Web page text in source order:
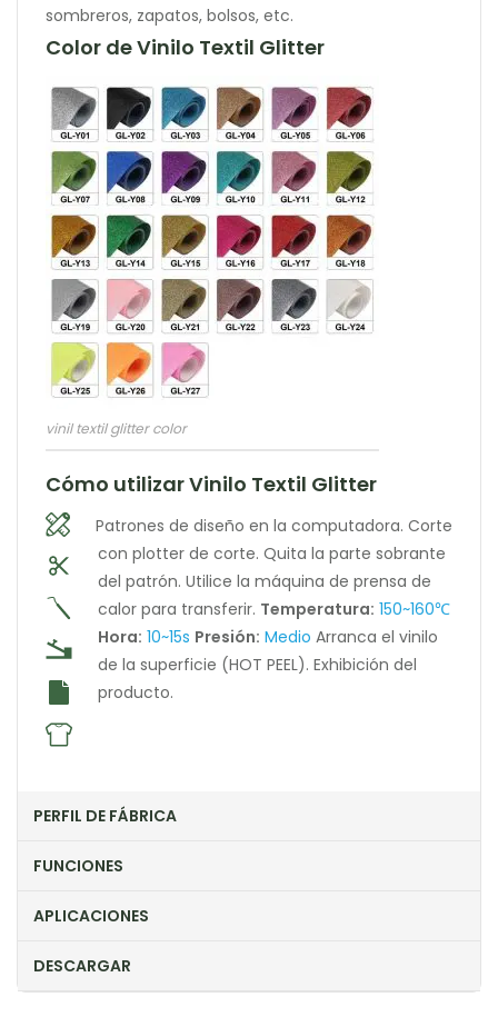
sombreros, zapatos, bolsos, etc.
Color de Vinilo Textil Glitter
vinil textil glitter color
Cómo utilizar Vinilo Textil Glitter
Patrones de diseño en la computadora. Corte
con plotter de corte. Quita la parte sobrante
del patrón. Utilice la máquina de prensa de
calor para transferir. Temperatura: 150~160℃
Hora: 10~15s Presión: Medio Arranca el vinilo
de la superficie (HOT PEEL). Exhibición del
producto.
PERFIL DE FÁBRICA
FUNCIONES
APLICACIONES
DESCARGAR